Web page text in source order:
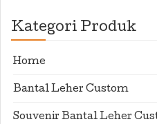
Kategori Produk
Home
Bantal Leher Custom
Souvenir Bantal Leher